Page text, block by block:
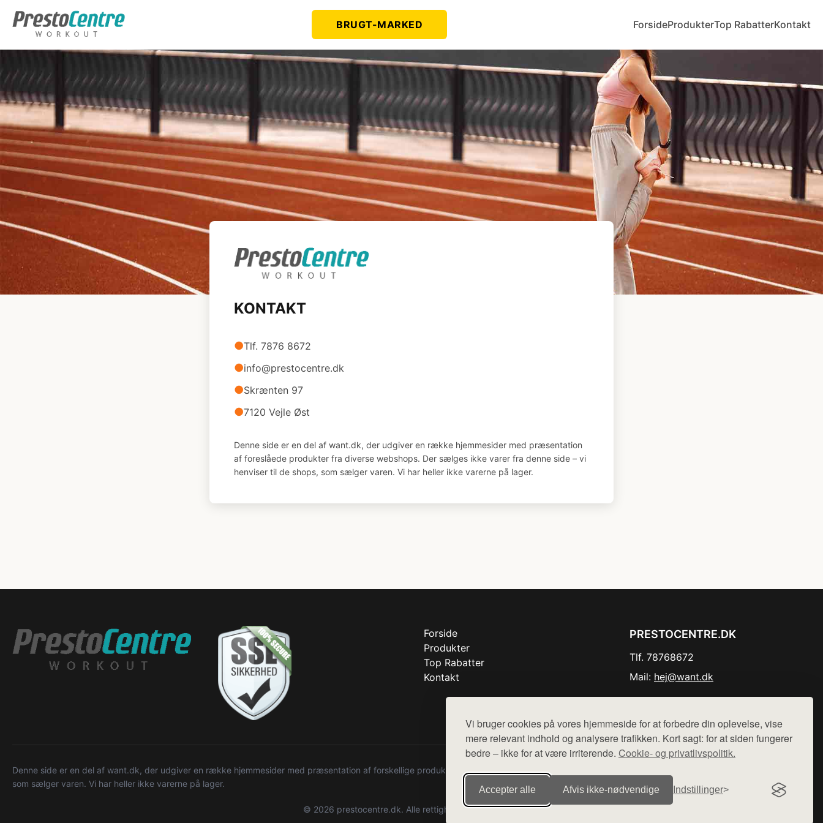
Vi bruger cookies på vores hjemmeside for at forbedre din oplevelse, vise
mere relevant indhold og analysere trafikken. Kort sagt: for at siden fungerer
bedre – ikke for at være irriterende. Cookie- og privatlivspolitik.
Accepter alle Afvis ikke‑nødvendige Indstillinger
BRUGT-MARKED ForsideProdukterTop RabatterKontakt
KONTAKT
●Tlf. 7876 8672
●info@prestocentre.dk
●Skrænten 97
●7120 Vejle Øst
Denne side er en del af want.dk, der udgiver en række hjemmesider med præsentation
af foreslåede produkter fra diverse webshops. Der sælges ikke varer fra denne side – vi
henviser til de shops, som sælger varen. Vi har heller ikke varerne på lager.
Forside
Produkter
Top Rabatter
Kontakt
PRESTOCENTRE.DK
Tlf. 78768672
Mail: hej@want.dk
Denne side er en del af want.dk, der udgiver en række hjemmesider med præsentation af forskellige produkter fra diverse webshops. Der sælges ikke varer fra denne side - vi henviser til de shops,
som sælger varen. Vi har heller ikke varerne på lager.
© 2026 prestocentre.dk. Alle rettigheder forbeholdes.